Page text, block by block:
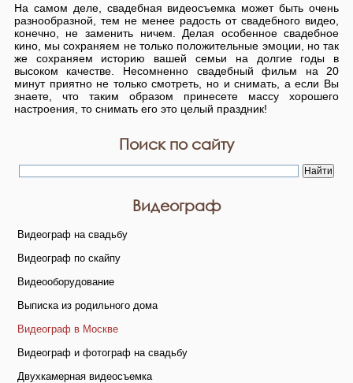
На самом деле, свадебная видеосъемка может быть очень
разнообразной, тем не менее радость от свадебного видео,
конечно, не заменить ничем. Делая особенное свадебное
кино, мы сохраняем не только положительные эмоции, но так
же сохраняем историю вашей семьи на долгие годы в
высоком качестве. Несомненно свадебный фильм на 20
минут приятно не только смотреть, но и снимать, а если Вы
знаете, что таким образом принесете массу хорошего
настроения, то снимать его это целый праздник!
Поиск по сайту
Видеограф
Видеограф на свадьбу
Видеограф по скайпу
Видеооборудование
Выписка из родильного дома
Видеограф в Москве
Видеограф и фотограф на свадьбу
Двухкамерная видеосъемка